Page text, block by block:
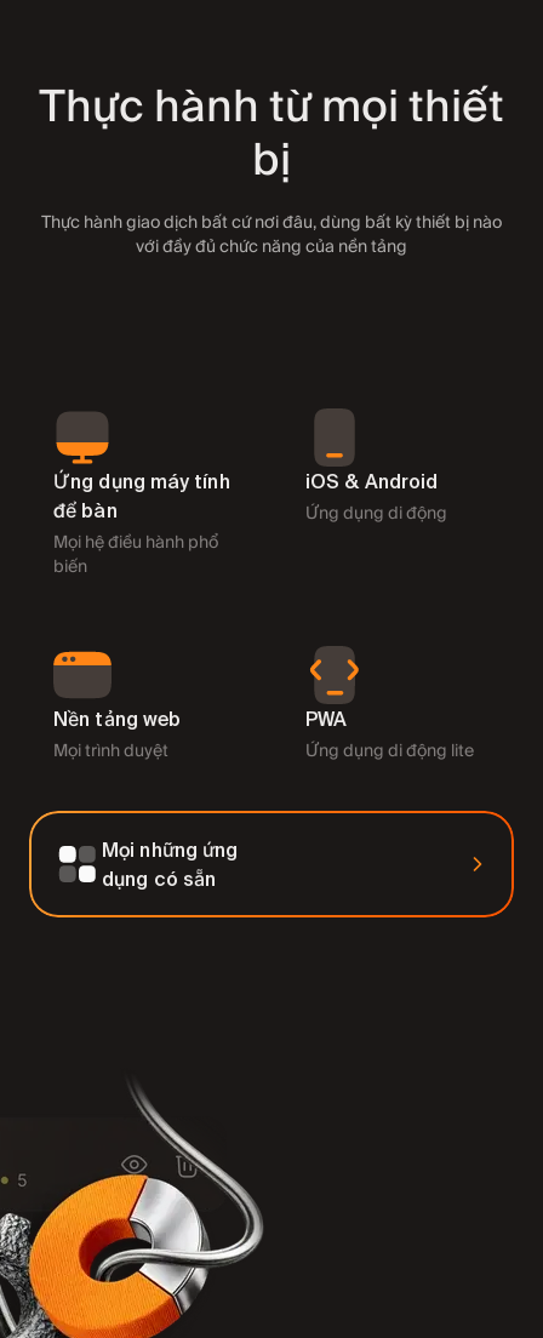
Ngoại hối
Chỉ số→
Cổ phiếu
Thực hành từ mọi thiết
bị
Thực hành giao dịch bất cứ nơi đâu, dùng bất kỳ thiết bị nào
với đầy đủ chức năng của nền tảng
Ứng dụng máy tính
để bàn
Mọi hệ điều hành phổ
biến
iOS & Android
Ứng dụng di động
Nền tảng web
Mọi trình duyệt
PWA
Ứng dụng di động lite
Mọi những ứng
dụng có sẵn